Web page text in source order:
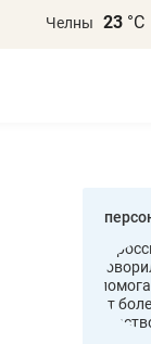
Челны 23 °С